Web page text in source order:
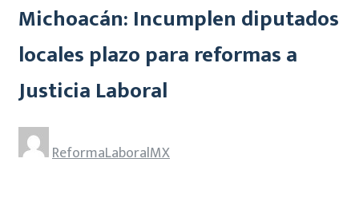
Michoacán: Incumplen diputados
locales plazo para reformas a
Justicia Laboral
ReformaLaboralMX